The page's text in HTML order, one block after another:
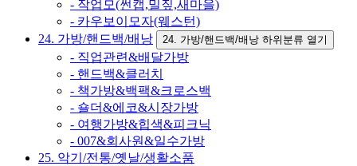
- 작업모(썬캡,밀짚,새마을)
- 카우보이모자(웨스턴)
24. 가방/핸드백/배낭
24. 가방/핸드백/배낭 하위분류 열기
- 직업관련&배달가방
- 핸드백&클러치
- 책가방&백팩&크로스백
- 숄더&에코&시장가방
- 여행가방&힙색&피크닉
- 007&회사원&일수가방
25. 악기/전통/옛날/생활소품